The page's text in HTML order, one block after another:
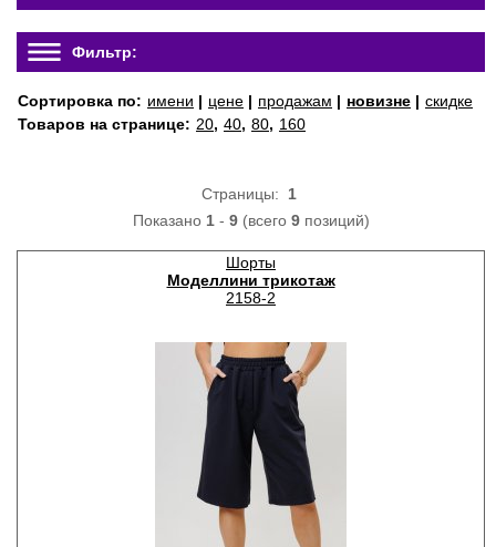
Фильтр:
Сортировка по: имени | цене | продажам | новизне | скидке
Товаров на странице: 20, 40, 80, 160
Страницы: 1
Показано 1- 9(всего 9позиций)
Шорты
Моделлини трикотаж
2158-2